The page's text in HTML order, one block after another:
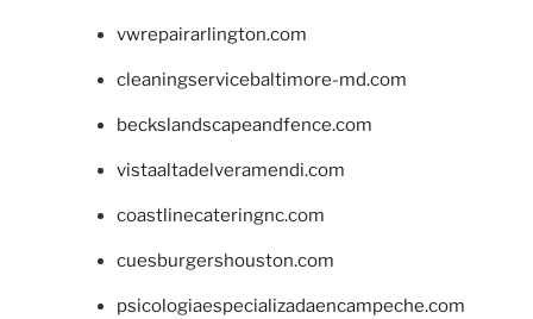
vwrepairarlington.com
cleaningservicebaltimore-md.com
beckslandscapeandfence.com
vistaaltadelveramendi.com
coastlinecateringnc.com
cuesburgershouston.com
psicologiaespecializadaencampeche.com